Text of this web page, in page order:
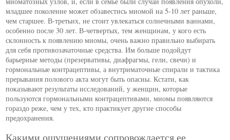
младшее поколение может обзавестись миомой на 5-10 лет раньше,
чем старшее. В-третьих, не стоит увлекаться солнечными ваннами,
особенно после 30 лет. В-четвертых, тем женщинам, у кого есть
склонность к появлению миомы, очень важно правильно выбирать
для себя противозачаточные средства. Им больше подойдут
барьерные методы (презервативы, диафрагмы, гели, свечи) и
гормональные контрацептивы, а внутриматочные спирали и тактика
прерывания полового акта могут быть опасны. Кстати, как
показывают результаты исследований, у женщин, которые
пользуются гормональными контрацептивами, миомы появляются
гораздо реже, чем у тех, кто практикует другие способы
предохранения.
Какими ощущениями сопровождается ее